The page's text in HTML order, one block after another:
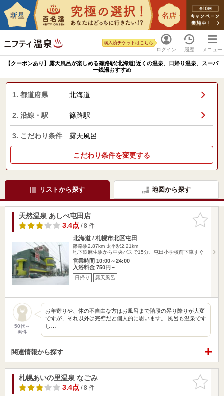
ログイン
購入済チケットはこちら
履歴 メニュー
【クーポンあり】露天風呂が楽しめる篠路駅(北海道)近くの温泉、日帰り温泉、スーパ
ー銭湯おすすめ
1. 都道府県 北海道
2. 沿線・駅 篠路駅
3. こだわり条件 露天風呂
こだわり条件を変更する
リストから探す 地図から探す
お気に入
りに追加
天然温泉 あしべ屯田店
3.4点/ 8 件
北海道 / 札幌市北区屯田
篠路駅2.87km 太平駅2.21km
地下鉄麻生駅から中央バスで15分、屯田小学校前下車すぐ
営業時間 10:00～24:00
入浴料金 750円～
日帰り 露天風呂
50代～
男性
お年寄りや、体の不自由な方はお風呂まで階段の昇り降りが大変
ですが、それ以外は完璧だと個人的に思います。 風呂も温泉です
し…
関連情報から探す
お気に入
りに追加
札幌あいの里温泉 なごみ
3.4点/ 8 件